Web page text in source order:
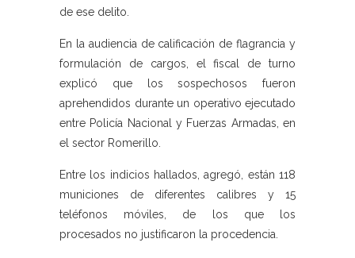
de ese delito.
En la audiencia de calificación de flagrancia y
formulación de cargos, el fiscal de turno
explicó que los sospechosos fueron
aprehendidos durante un operativo ejecutado
entre Policía Nacional y Fuerzas Armadas, en
el sector Romerillo.
Entre los indicios hallados, agregó, están 118
municiones de diferentes calibres y 15
teléfonos móviles, de los que los
procesados no justificaron la procedencia.